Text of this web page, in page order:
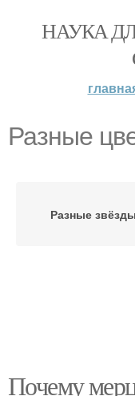
НАУКА
Разные
Разные звёзды
Почему